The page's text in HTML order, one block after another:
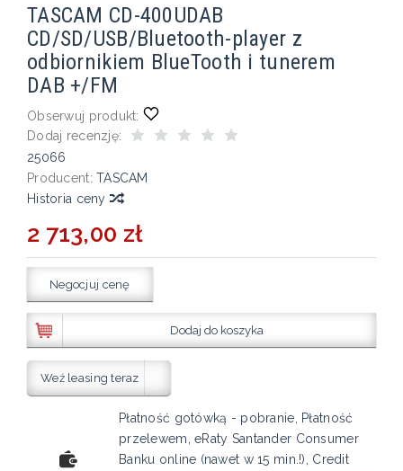
TASCAM CD-400UDAB
CD/SD/USB/Bluetooth-player z
odbiornikiem BlueTooth i tunerem
DAB +/FM
Obserwuj produkt:
Dodaj recenzję:
25066
Producent: TASCAM
Historia ceny
2 713,00 zł
Negocjuj cenę
Dodaj do koszyka
Weź leasing teraz
Płatność gotówką - pobranie, Płatność
przelewem, eRaty Santander Consumer
Banku online (nawet w 15 min.!), Credit